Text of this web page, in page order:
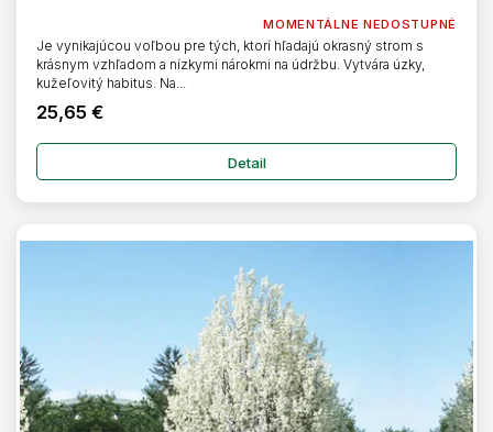
MOMENTÁLNE NEDOSTUPNÉ
25,65 €
Detail
Je vynikajúcou voľbou pre tých, ktorí hľadajú okrasný strom s
krásnym vzhľadom a nízkymi nárokmi na údržbu. Vytvára úzky,
kužeľovitý habitus. Na...